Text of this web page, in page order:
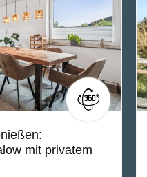
mit privatem